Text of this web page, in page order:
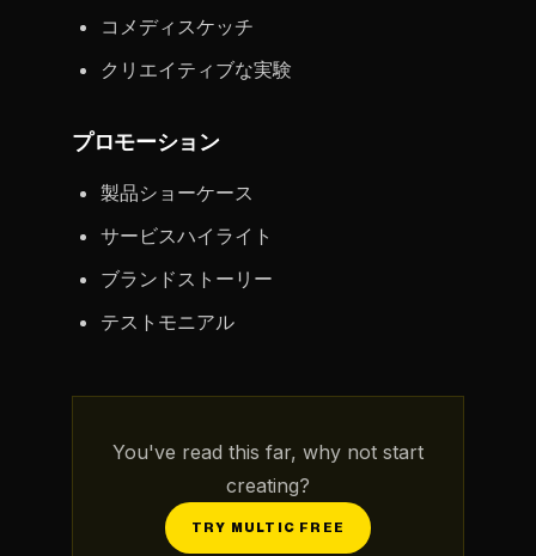
コメディスケッチ
クリエイティブな実験
プロモーション
製品ショーケース
サービスハイライト
ブランドストーリー
テストモニアル
You've read this far, why not start
creating?
TRY MULTIC FREE